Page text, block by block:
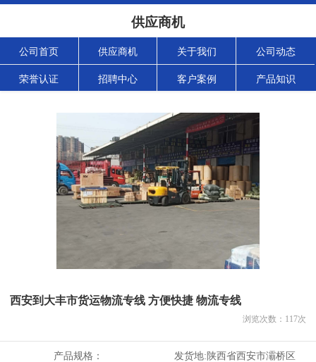
供应商机
公司首页 供应商机 关于我们 公司动态
荣誉认证 招聘中心 客户案例 产品知识
西安到大丰市货运物流专线 方便快捷 物流专线
浏览次数： 117次
产品规格： 发货地:陕西省西安市灞桥区